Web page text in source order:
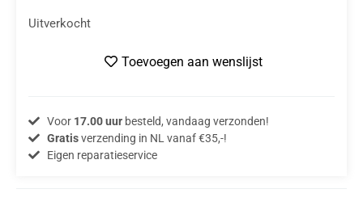
Uitverkocht
Toevoegen aan wenslijst
Voor 17.00 uurbesteld, vandaag verzonden!
Gratisverzending in NL vanaf €35,-!
Eigen reparatieservice